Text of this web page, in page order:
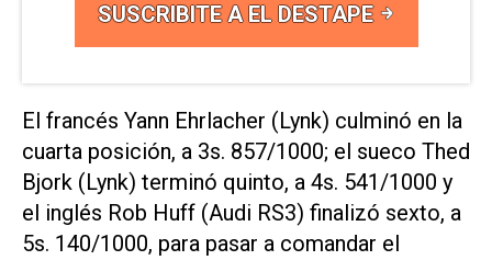
SUSCRIBITE A EL DESTAPE
El francés Yann Ehrlacher (Lynk) culminó en la
cuarta posición, a 3s. 857/1000; el sueco Thed
Bjork (Lynk) terminó quinto, a 4s. 541/1000 y
el inglés Rob Huff (Audi RS3) finalizó sexto, a
5s. 140/1000, para pasar a comandar el